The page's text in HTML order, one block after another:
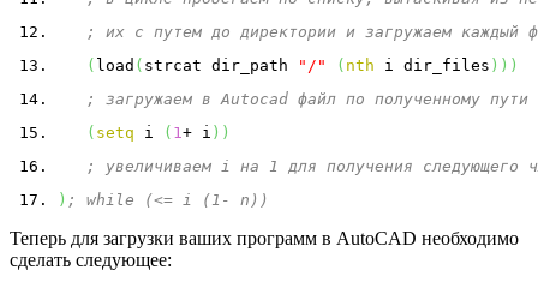
; их с путем до директории и загружаем каждый
( load ( strcat dir_path "/" ( nth i dir_files ) ) )
; загружаем в Autocad файл по полученному пути
( setq i ( 1 + i ) )
; увеличиваем i на 1 для получения следующего
) ; while (<= i (1- n))
Теперь для загрузки ваших программ в AutoCAD необходимо
сделать следующее: